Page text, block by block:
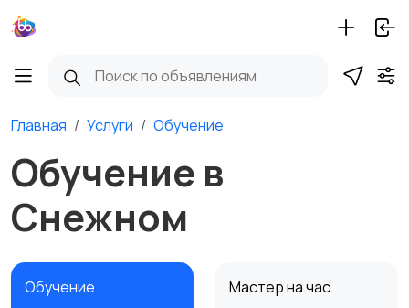
Главная Услуги Обучение
Обучение в
Снежном
Обучение Мастер на час